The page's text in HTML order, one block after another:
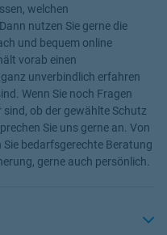
welchen
nutzen Sie gerne die
und bequem online
vorab einen
unverbindlich erfahren
Wenn Sie noch Fragen
ob der gewählte Schutz
Sie uns gerne an. Von
bedarfsgerechte Beratung
gerne auch persönlich.